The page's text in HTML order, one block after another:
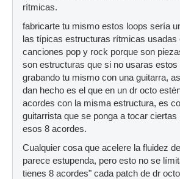
rítmicas.
fabricarte tu mismo estos loops sería
las típicas estructuras rítmicas usadas
canciones pop y rock porque son
son estructuras que si no usaras estos
grabando tu mismo con una guitarra,
dan hecho es el que en un dr octo
acordes con la misma estructura, es
guitarrista que se ponga a tocar
esos 8 acordes.
Cualquier cosa que acelere la fluidez
parece estupenda, pero esto no se
tienes 8 acordes" cada patch de dr